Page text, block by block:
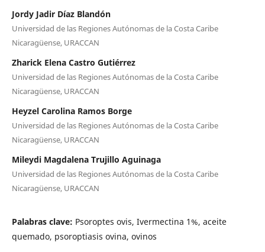
Jordy Jadir Díaz Blandón
Universidad de las Regiones Autónomas de la Costa Caribe
Nicaragüense, URACCAN
Zharick Elena Castro Gutiérrez
Universidad de las Regiones Autónomas de la Costa Caribe
Nicaragüense, URACCAN
Heyzel Carolina Ramos Borge
Universidad de las Regiones Autónomas de la Costa Caribe
Nicaragüense, URACCAN
Mileydi Magdalena Trujillo Aguinaga
Universidad de las Regiones Autónomas de la Costa Caribe
Nicaragüense, URACCAN
Palabras clave: Psoroptes ovis, Ivermectina 1%, aceite
quemado, psoroptiasis ovina, ovinos